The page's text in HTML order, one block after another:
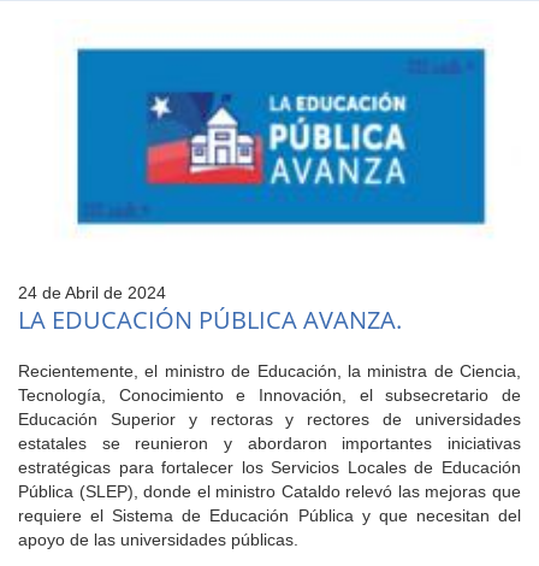
24 de Abril de 2024
LA EDUCACIÓN PÚBLICA AVANZA.
Recientemente, el ministro de Educación, la ministra de Ciencia,
Tecnología, Conocimiento e Innovación, el subsecretario de
Educación Superior y rectoras y rectores de universidades
estatales se reunieron y abordaron importantes iniciativas
estratégicas para fortalecer los Servicios Locales de Educación
Pública (SLEP), donde el ministro Cataldo relevó las mejoras que
requiere el Sistema de Educación Pública y que necesitan del
apoyo de las universidades públicas.